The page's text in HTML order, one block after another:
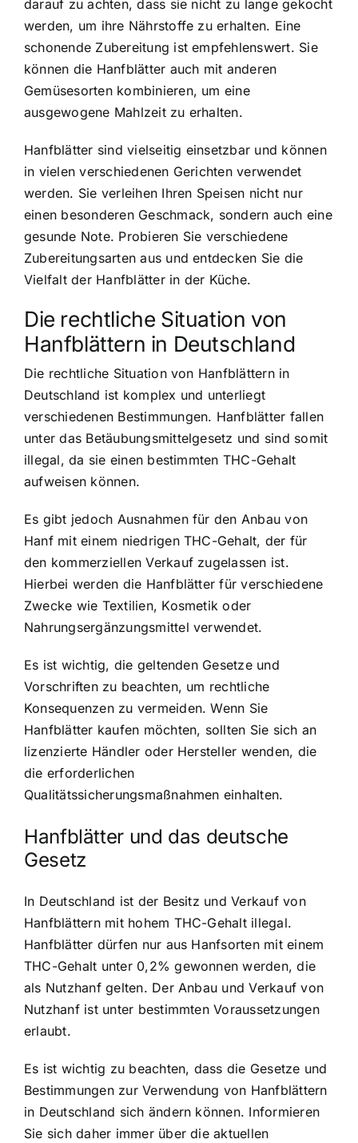
darauf zu achten, dass sie nicht zu lange gekocht
werden, um ihre Nährstoffe zu erhalten. Eine
schonende Zubereitung ist empfehlenswert. Sie
können die Hanfblätter auch mit anderen
Gemüsesorten kombinieren, um eine
ausgewogene Mahlzeit zu erhalten.
Hanfblätter sind vielseitig einsetzbar und können
in vielen verschiedenen Gerichten verwendet
werden. Sie verleihen Ihren Speisen nicht nur
einen besonderen Geschmack, sondern auch eine
gesunde Note. Probieren Sie verschiedene
Zubereitungsarten aus und entdecken Sie die
Vielfalt der Hanfblätter in der Küche.
Die rechtliche Situation von
Hanfblättern in Deutschland
Die rechtliche Situation von Hanfblättern in
Deutschland ist komplex und unterliegt
verschiedenen Bestimmungen. Hanfblätter fallen
unter das Betäubungsmittelgesetz und sind somit
illegal, da sie einen bestimmten THC-Gehalt
aufweisen können.
Es gibt jedoch Ausnahmen für den Anbau von
Hanf mit einem niedrigen THC-Gehalt, der für
den kommerziellen Verkauf zugelassen ist.
Hierbei werden die Hanfblätter für verschiedene
Zwecke wie Textilien, Kosmetik oder
Nahrungsergänzungsmittel verwendet.
Es ist wichtig, die geltenden Gesetze und
Vorschriften zu beachten, um rechtliche
Konsequenzen zu vermeiden. Wenn Sie
Hanfblätter kaufen möchten, sollten Sie sich an
lizenzierte Händler oder Hersteller wenden, die
die erforderlichen
Qualitätssicherungsmaßnahmen einhalten.
Hanfblätter und das deutsche
Gesetz
In Deutschland ist der Besitz und Verkauf von
Hanfblättern mit hohem THC-Gehalt illegal.
Hanfblätter dürfen nur aus Hanfsorten mit einem
THC-Gehalt unter 0,2% gewonnen werden, die
als Nutzhanf gelten. Der Anbau und Verkauf von
Nutzhanf ist unter bestimmten Voraussetzungen
erlaubt.
Es ist wichtig zu beachten, dass die Gesetze und
Bestimmungen zur Verwendung von Hanfblättern
in Deutschland sich ändern können. Informieren
Sie sich daher immer über die aktuellen